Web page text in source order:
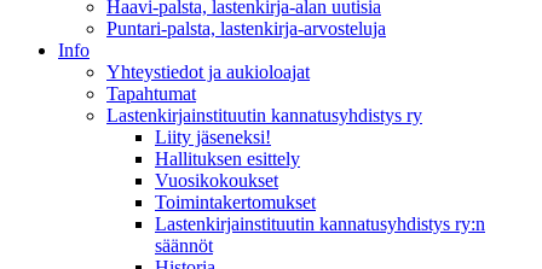
Haavi-palsta, lastenkirja-alan uutisia
Puntari-palsta, lastenkirja-arvosteluja
Info
Yhteystiedot ja aukioloajat
Tapahtumat
Lastenkirjainstituutin kannatusyhdistys ry
Liity jäseneksi!
Hallituksen esittely
Vuosikokoukset
Toimintakertomukset
Lastenkirjainstituutin kannatusyhdistys ry:n
säännöt